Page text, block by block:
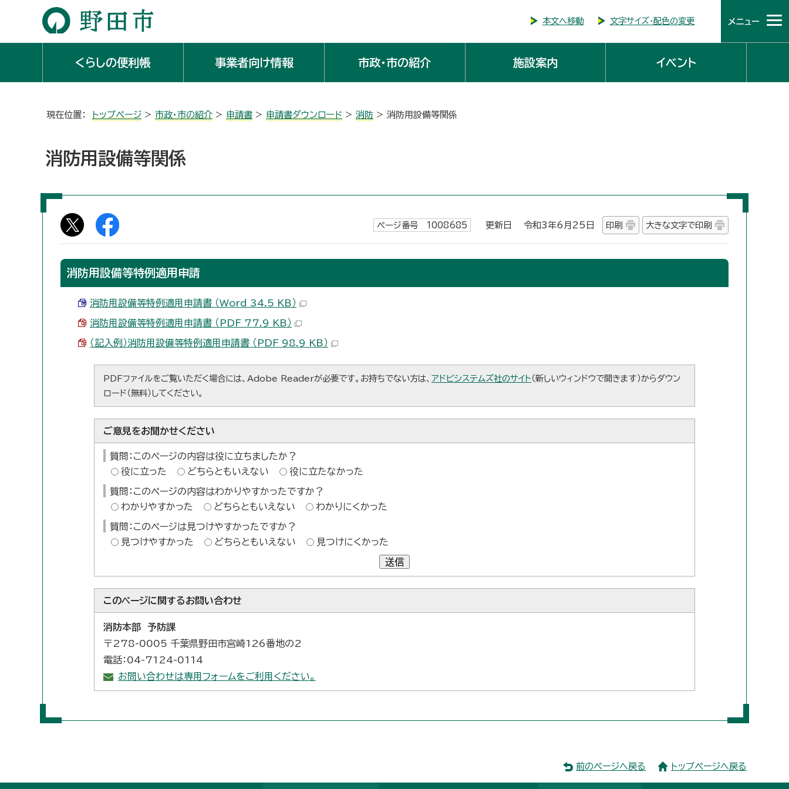
本文へ移動 文字サイズ・配色の変更 メニュー
くらしの便利帳 事業者向け情報 市政・市の紹介 施設案内 イベント
現在位置： トップページ > 市政・市の紹介 > 申請書 > 申請書ダウンロード > 消防 > 消防用設備等関係
消防用設備等関係
ページ番号 1008685 更新日 令和3年6月25日 印刷 大きな文字で印刷
消防用設備等特例適用申請
消防用設備等特例適用申請書 （Word 34.5 KB）
消防用設備等特例適用申請書 （PDF 77.9 KB）
（記入例）消防用設備等特例適用申請書 （PDF 98.9 KB）
PDFファイルをご覧いただく場合には、Adobe Readerが必要です。お持ちでない方は、 アドビシステムズ社のサイト （新しいウィンドウで開きます）からダウン
ロード（無料）してください。
ご意見をお聞かせください
質問：このページの内容は役に立ちましたか？
役に立った
どちらともいえない 役に立たなかった
質問：このページの内容はわかりやすかったですか？
わかりやすかった
どちらともいえない わかりにくかった
質問：このページは見つけやすかったですか？
見つけやすかった
どちらともいえない 見つけにくかった
送信
このページに関するお問い合わせ
消防本部 予防課
〒278-0005 千葉県野田市宮崎126番地の2
電話：04-7124-0114
お問い合わせは専用フォームをご利用ください。
前のページへ戻る トップページへ戻る